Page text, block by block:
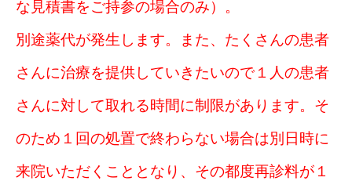
な見積書をご持参の場合のみ）。
別途薬代が発生します。また、たくさんの患者
さんに治療を提供していきたいので１人の患者
さんに対して取れる時間に制限があります。そ
のため１回の処置で終わらない場合は別日時に
来院いただくこととなり、その都度再診料が１